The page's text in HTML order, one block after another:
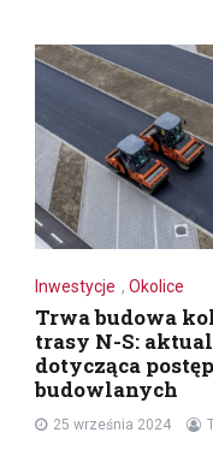
Inwestycje ,Okolice
Trwa budowa
trasy N-S:
dotycząca
budowlanych
25 września 2024